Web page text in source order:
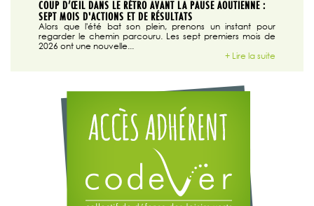
COUP D’ŒIL DANS LE RÉTRO AVANT LA PAUSE AOUTIENNE :
SEPT MOIS D'ACTIONS ET DE RÉSULTATS
Alors que l'été bat son plein, prenons un instant pour
regarder le chemin parcouru. Les sept premiers mois de
2026 ont une nouvelle...
+ Lire la suite